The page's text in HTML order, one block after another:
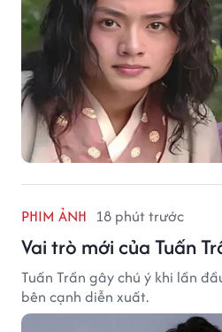
PHIM ẢNH 18 phút trước
Vai trò mới của Tuấn
Tuấn Trần gây chú ý khi lần
bên cạnh diễn xuất.